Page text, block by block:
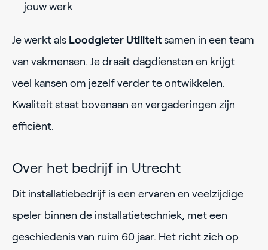
jouw werk
Je werkt als Loodgieter Utiliteit samen in een team
van vakmensen. Je draait dagdiensten en krijgt
veel kansen om jezelf verder te ontwikkelen.
Kwaliteit staat bovenaan en vergaderingen zijn
efficiënt.
Over het bedrijf in Utrecht
Dit installatiebedrijf is een ervaren en veelzijdige
speler binnen de installatietechniek, met een
geschiedenis van ruim 60 jaar. Het richt zich op